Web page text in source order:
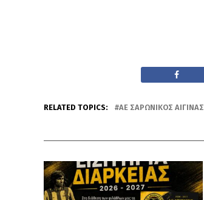
RELATED TOPICS: AE ΣΑΡΩΝΙΚΌΣ ΑΊΓΙΝΑΣ